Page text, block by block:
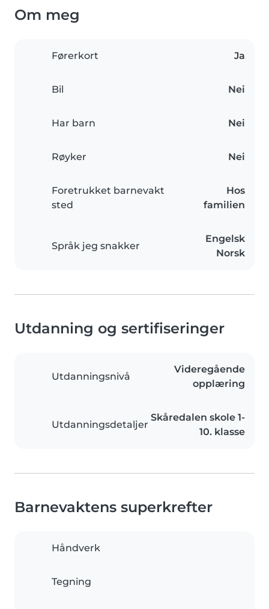
Om meg
Førerkort Ja
Bil Nei
Har barn Nei
Røyker Nei
Foretrukket barnevakt
sted
Hos
familien
Språk jeg snakker
Engelsk
Norsk
Utdanning og sertifiseringer
Utdanningsnivå
Videregående
opplæring
Utdanningsdetaljer
Skåredalen skole 1-
10. klasse
Barnevaktens superkrefter
Håndverk
Tegning